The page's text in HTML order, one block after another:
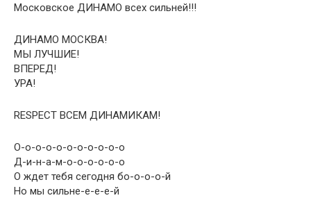
Московское ДИНАМО всех сильней!!!
ДИНАМО МОСКВА!
МЫ ЛУЧШИЕ!
ВПЕРЕД!
УРА!
RESPECT ВСЕМ ДИНАМИКАМ!
О-о-о-о-о-о-о-о-о-о-о
Д-и-н-а-м-о-о-о-о-о-о
О ждет тебя сегодня бо-о-о-о-й
Но мы сильне-е-е-е-й